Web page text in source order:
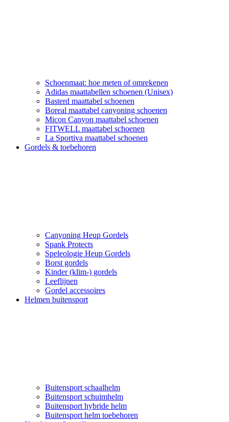
Schoenmaat: hoe meten of omrekenen
Adidas maattabellen schoenen (Unisex)
Basterd maattabel schoenen
Boreal maattabel canyoning schoenen
Micon Canyon maattabel schoenen
FITWELL maattabel schoenen
La Sportiva maattabel schoenen
Gordels & toebehoren
Canyoning Heup Gordels
Spank Protects
Speleologie Heup Gordels
Borst gordels
Kinder (klim-) gordels
Leeflijnen
Gordel accessoires
Helmen buitensport
Buitensport schaalhelm
Buitensport schuimhelm
Buitensport hybride helm
Buitensport helm toebehoren